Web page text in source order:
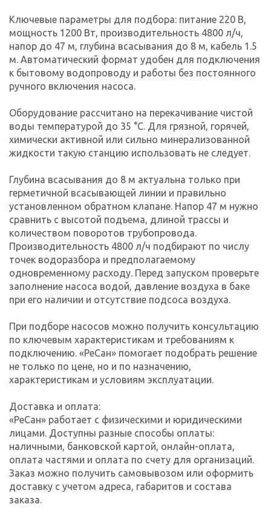
Ключевые параметры для подбора: питание 220 В,
мощность 1200 Вт, производительность 4800 л/ч,
напор до 47 м, глубина всасывания до 8 м, кабель 1.5
м. Автоматический формат удобен для подключения
к бытовому водопроводу и работы без постоянного
ручного включения насоса.
Оборудование рассчитано на перекачивание чистой
воды температурой до 35 °C. Для грязной, горячей,
химически активной или сильно минерализованной
жидкости такую станцию использовать не следует.
Глубина всасывания до 8 м актуальна только при
герметичной всасывающей линии и правильно
установленном обратном клапане. Напор 47 м нужно
сравнить с высотой подъема, длиной трассы и
количеством поворотов трубопровода.
Производительность 4800 л/ч подбирают по числу
точек водоразбора и предполагаемому
одновременному расходу. Перед запуском проверьте
заполнение насоса водой, давление воздуха в баке
при его наличии и отсутствие подсоса воздуха.
При подборе насосов можно получить консультацию
по ключевым характеристикам и требованиям к
подключению. «РеСан» помогает подобрать решение
не только по цене, но и по назначению,
характеристикам и условиям эксплуатации.
Доставка и оплата:
«РеСан» работает с физическими и юридическими
лицами. Доступны разные способы оплаты:
наличными, банковской картой, онлайн-оплата,
оплата частями и оплата по счету для организаций.
Заказ можно получить самовывозом или оформить
доставку с учетом адреса, габаритов и состава
заказа.